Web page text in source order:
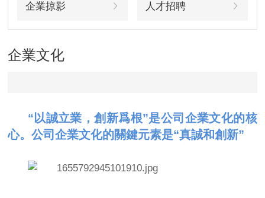
企業掠影 人才招聘
企業文化
“以誠立業，創新爲根”是公司企業文化的核
心。公司企業文化的關鍵元素是“真誠和創新”